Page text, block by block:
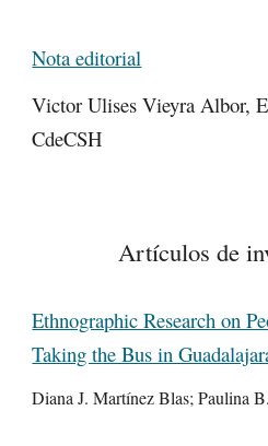
Nota editorial
Victor Ulises Vieyra Albor,
CdeCSH
Artículos de
Ethnographic Research on
Taking the Bus in
Diana J. Martínez Blas; Paulina